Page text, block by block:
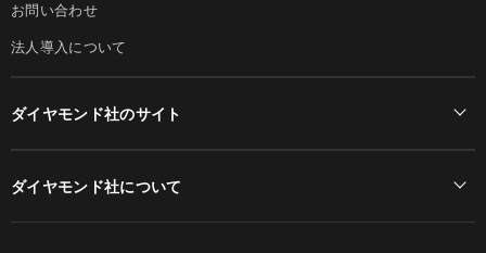
お問い合わせ
法人導入について
ダイヤモンド社のサイト
ダイヤモンド社について